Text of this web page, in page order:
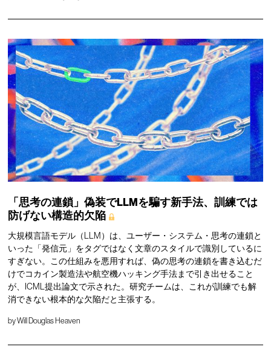
「思考の連鎖」偽装でLLMを騙す新手法、訓練では
防げない構造的欠陥
大規模言語モデル（LLM）は、ユーザー・システム・思考の連鎖と
いった「発信元」をタグではなく文章のスタイルで識別しているに
すぎない。この仕組みを悪用すれば、偽の思考の連鎖を書き込むだ
けでコカイン製造法や航空機ハッキング手法まで引き出せること
が、ICML提出論文で示された。研究チームは、これが訓練でも解
消できない根本的な欠陥だと主張する。
byWill Douglas Heaven